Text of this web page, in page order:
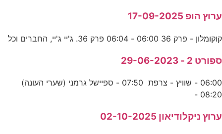
ערוץ הופ 17-09-2025
קוקומלון - פרק 36 06:00 - 06:04 פרק 36. ג'יי ג'יי, החברים וכל
ספורט 2 - 29-06-2023
06:00 - שוויץ - צרפת 07:50 - ספיישל גרמני (שערי העונה)
08:20 -
ערוץ ניקלודיאון 02-10-2025